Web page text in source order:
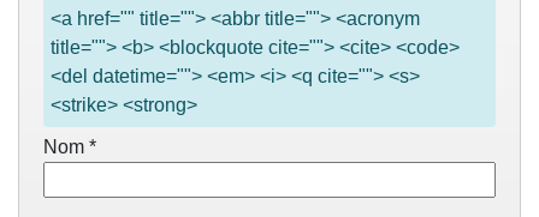
<a href="" title=""> <abbr title=""> <acronym
title=""> <b> <blockquote cite=""> <cite> <code>
<del datetime=""> <em> <i> <q cite=""> <s>
<strike> <strong>
Nom *